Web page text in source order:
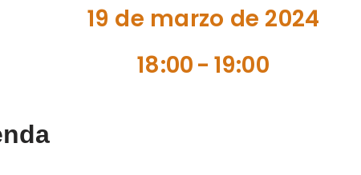
19 de marzo de 2024
18:00- 19:00